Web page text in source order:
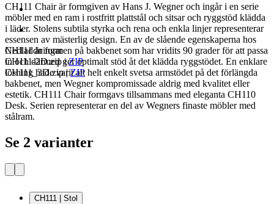
Nedladdningar
CH111-2D.zip|ZIP
CH111_3D.zip|ZIP
CH111 Chair är formgiven av Hans J. Wegner och ingår i en serie
möbler med en ram i rostfritt plattstål och sitsar och ryggstöd klädda
i läder. Stolens subtila styrka och rena och enkla linjer representerar
essensen av mästerlig design. En av de slående egenskaperna hos
CH111 är formen på bakbenet som har vridits 90 grader för att passa
in och därmed ger optimalt stöd åt det klädda ryggstödet. En enklare
lösning hade varit att helt enkelt svetsa armstödet på det förlängda
bakbenet, men Wegner kompromissade aldrig med kvalitet eller
estetik. CH111 Chair formgavs tillsammans med eleganta CH110
Desk. Serien representerar en del av Wegners finaste möbler med
stålram.
Se 2 varianter
CH111 | Stol